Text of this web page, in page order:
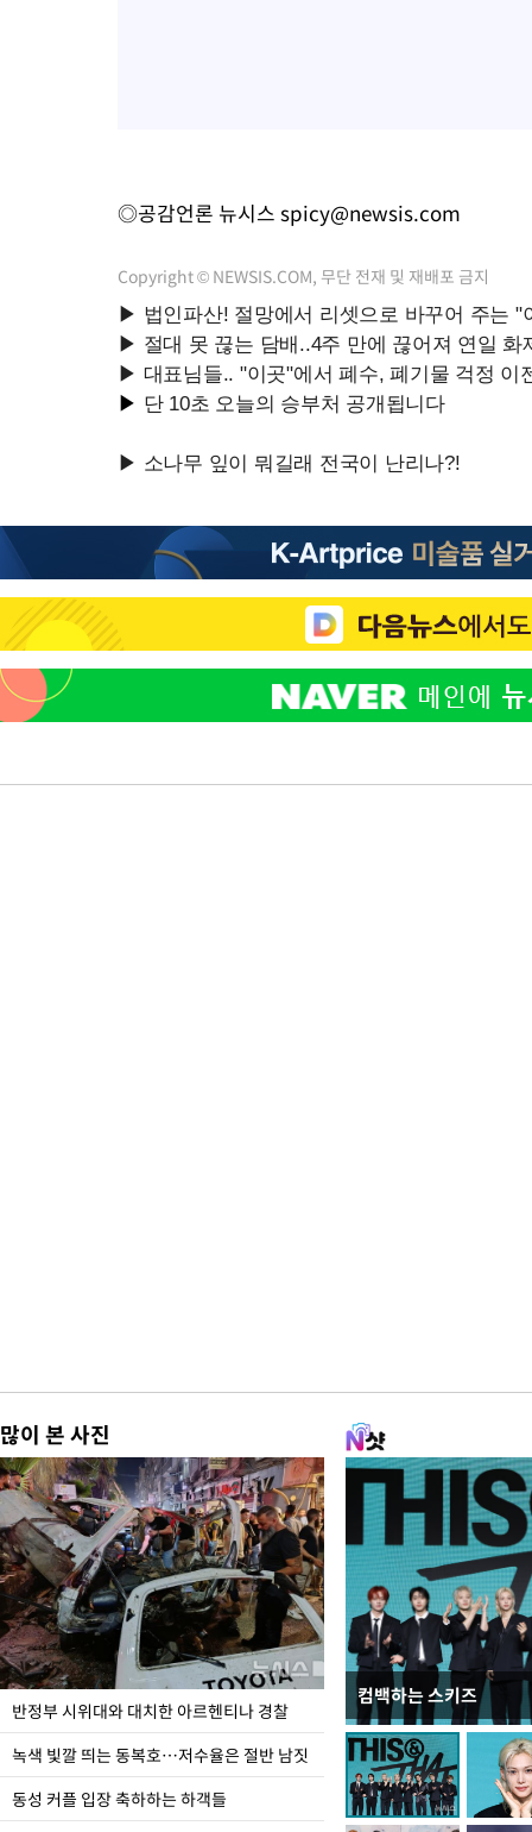
◎공감언론 뉴시스 spicy@newsis.com
Copyright © NEWSIS.COM, 무단 전재 및 재배포 금지
많이 본 사진
반정부 시위대와 대치한 아르헨티나 경찰
녹색 빛깔 띄는 동복호…저수율은 절반 남짓
동성 커플 입장 축하하는 하객들
컴백하는 스키즈
지석천 뒤덮은 개구리